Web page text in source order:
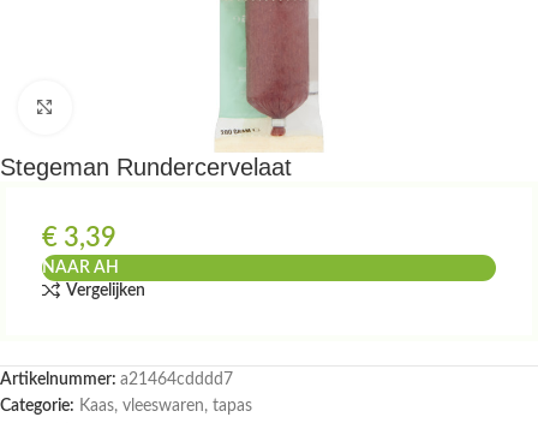
Stegeman Rundercervelaat
€ 3,39
NAAR AH
Vergelijken
Artikelnummer: a21464cdddd7
Categorie: Kaas, vleeswaren, tapas